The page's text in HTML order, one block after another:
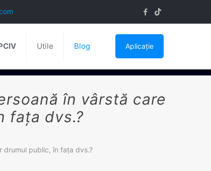
Utile Blog Aplicație
în vârstă care
fața dvs.?
drumul public, în fața dvs.?